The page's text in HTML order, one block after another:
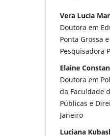
Vera Lucia
Doutora em
Ponta Grossa
Pesquisadora
Elaine
Doutora em
da Faculdade
Públicas e
Janeiro
Luciana